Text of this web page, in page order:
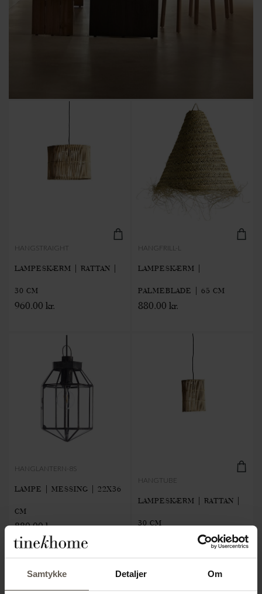
Samtykke Detaljer Om
HANGSTRAIGHT
LAMPESKÆRM | RATTAN |
30 CM
960.00 kr.
HANGFRILL-L
LAMPESKÆRM |
PALMEBLADE | 65 CM
880.00 kr.
HANGLANTERN-8S
LAMPE | MESSING | 22X36
CM
880.00 kr.
HANGTUBE
LAMPESKÆRM | RATTAN |
30 CM